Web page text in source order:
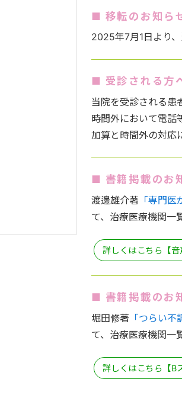
■ 移転のお知ら
2025年7月1日より
■ 受診される方
当院を受診される患
時間外において電話
加算と時間外の対応
■ 書籍掲載のお
渡邊雄介著 「専門
て、治療医療機関一
詳しくはこちら【音
■ 書籍掲載のお
堀田修著 「つらい
て、治療医療機関一
詳しくはこちら【B